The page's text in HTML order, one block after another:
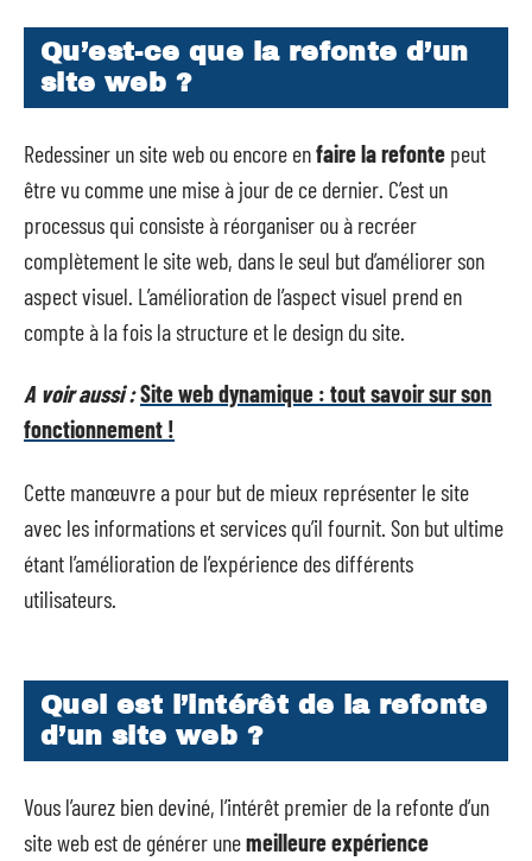
Qu’est-ce que la refonte d’un
site web ?
Redessiner un site web ou encore enfaire la refonte peut
être vu comme une mise à jour de ce dernier. C’est un
processus qui consiste à réorganiser ou à recréer
complètement le site web, dans le seul but d’améliorer son
aspect visuel. L’amélioration de l’aspect visuel prend en
compte à la fois la structure et le design du site.
A voir aussi :Site web dynamique : tout savoir sur son
fonctionnement !
Cette manœuvre a pour but de mieux représenter le site
avec les informations et services qu’il fournit. Son but ultime
étant l’amélioration de l’expérience des différents
utilisateurs.
Quel est l’i ntérêt de
la refonte
d’un site web ?
Vous l’aurez bien deviné, l’intérêt premier de la refonte d’un
site web est de générer unemeilleure expérience